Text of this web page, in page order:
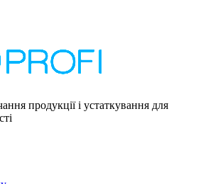
продукції і устаткування для